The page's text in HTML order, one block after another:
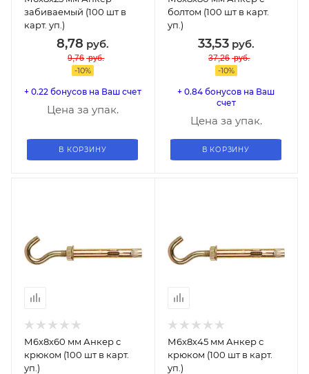
забиваемый (100 шт в
карт. уп.)
8,78 руб.
9,76 руб.
-10%
+ 0.22 бонусов на Ваш счет
Цена за упак.
В КОРЗИНУ
болтом (100 шт в карт.
уп.)
33,53руб.
37,26 руб.
-10%
+ 0.84 бонусов на Ваш
счет
Цена за упак.
В КОРЗИНУ
М6х8х60 мм Анкер с
крюком (100 шт в карт.
уп.)
М6х8х45 мм Анкер с
крюком (100 шт в карт.
уп.)